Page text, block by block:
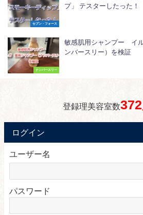
セブン・フォース
プ」 テスターしたった！
ナンバースリー
敏感肌用シャンプー イ
ンバースリー）を検証
登録理美容室数
ログイン
ユーザー名
パスワード